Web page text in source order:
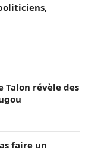
Talon révèle des
faire un